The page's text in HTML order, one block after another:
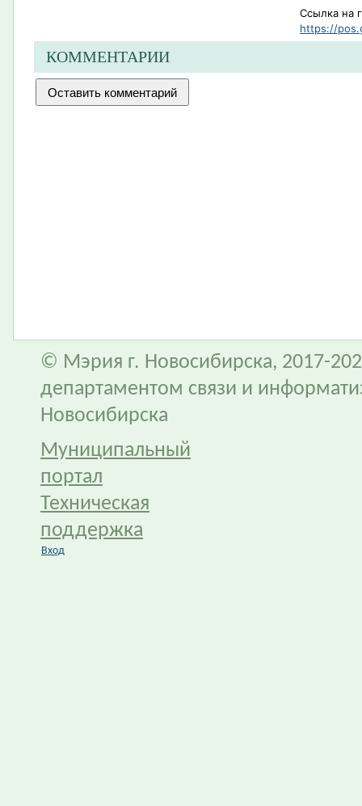
Ссылка на
https://
КОММЕНТАРИИ
© Мэрия г. Новосибирска, 2017-
департаментом связи и
Новосибирска
Муниципальный
портал
Техническая
поддержка
Вход